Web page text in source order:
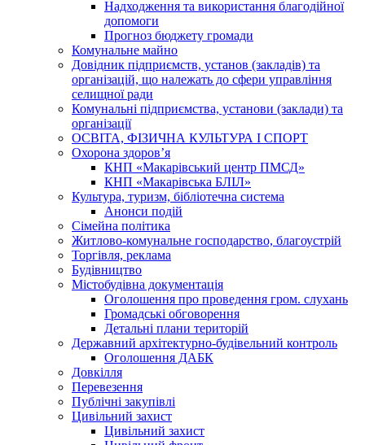
Надходження та використання благодійної
допомоги
Прогноз бюджету громади
Комунальне майно
Довідник підприємств, установ (закладів) та
організацій, що належать до сфери управління
селищної ради
Комунальні підприємства, установи (заклади) та
організації
ОСВІТА, ФІЗИЧНА КУЛЬТУРА І СПОРТ
Охорона здоров’я
КНП «Макарівський центр ПМСД»
КНП «Макарівська БЛІЛ»
Культура, туризм, бібліотечна система
Анонси подій
Сімейна політика
Житлово-комунальне господарство, благоустрій
Торгівля, реклама
Будівництво
Містобудівна документація
Оголошення про проведення гром. слухань
Громадські обговорення
Детальні плани територій
Державний архітектурно-будівельний контроль
Оголошення ДАБК
Довкілля
Перевезення
Публічні закупівлі
Цивільний захист
Цивільний захист